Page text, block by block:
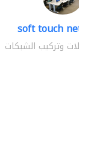
soft touch
الكابلات وتركيب الشبكات